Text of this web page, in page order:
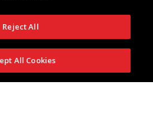
Reject All
All Cookies